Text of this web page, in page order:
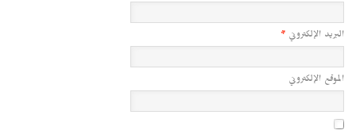
البريد الإلكتروني *
الموقع الإلكتروني